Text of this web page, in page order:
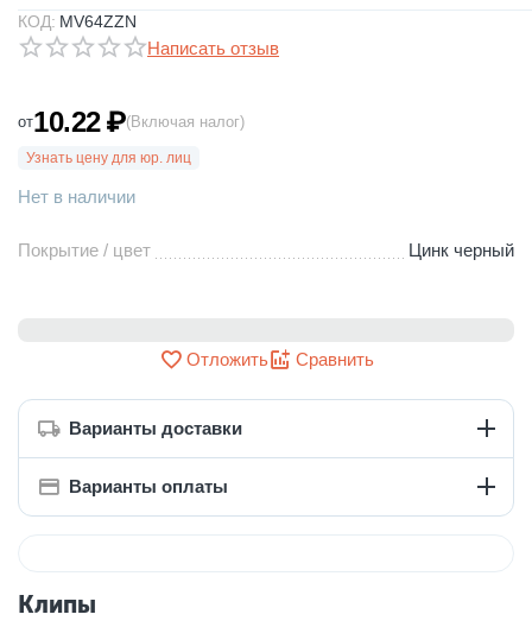
КОД: MV64ZZN
Написать отзыв
от10.22₽(Включая налог)
Узнать цену для юр. лиц
Нет в наличии
Покрытие / цвет Цинк черный
Отложить Сравнить
Варианты доставки
Варианты оплаты
Клипы